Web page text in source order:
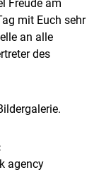
Freude am
mit Euch sehr
an alle
des
agency